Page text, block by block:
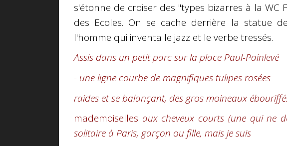
s'étonne de croiser des "types bizarres à la WC
des Ecoles. On se cache derrière la statue
l'homme qui inventa le jazz et le verbe tressés.
Assis dans un petit parc sur la place Paul-Painlevé
- une ligne courbe de magnifiques tulipes rosées
raides et se balançant, des gros moineaux
mademoiselles aux cheveux courts (une qui ne
solitaire à Paris, garçon ou fille, mais je suis